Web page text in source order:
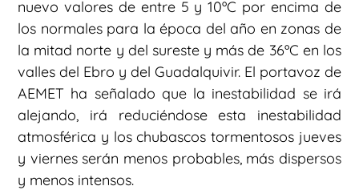
nuevo valores de entre 5 y 10ºC por encima de
los normales para la época del año en zonas de
la mitad norte y del sureste y más de 36ºC en los
valles del Ebro y del Guadalquivir. El portavoz de
AEMET ha señalado que la inestabilidad se irá
alejando, irá reduciéndose esta inestabilidad
atmosférica y los chubascos tormentosos jueves
y viernes serán menos probables, más dispersos
y menos intensos.